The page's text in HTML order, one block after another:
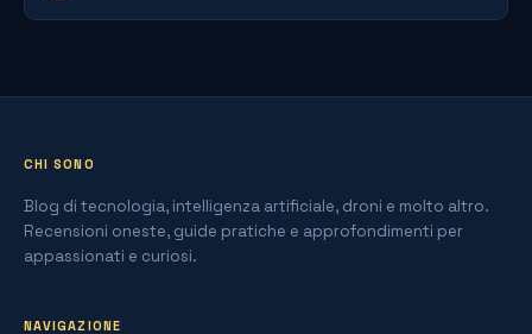
CHI SONO
Blog di tecnologia, intelligenza artificiale, droni e molto altro.
Recensioni oneste, guide pratiche e approfondimenti per
appassionati e curiosi.
NAVIGAZIONE